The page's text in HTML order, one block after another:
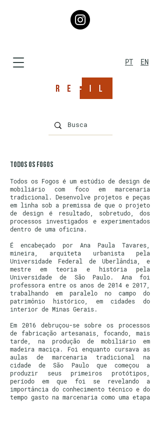
PT EN
TODOS OS FOGOS
Todos os Fogos é um estúdio de design de
mobiliário com foco em marcenaria
tradicional. Desenvolve projetos e peças
em linha sob a premissa de que o projeto
de design é resultado, sobretudo, dos
processos investigados e experimentados
dentro de uma oficina.
É encabeçado por Ana Paula Tavares,
mineira, arquiteta urbanista pela
Universidade Federal de Uberlândia, e
mestre em teoria e história pela
Universidade de São Paulo. Ana foi
professora entre os anos de 2014 e 2017,
trabalhando em paralelo no campo do
patrimônio histórico, em cidades do
interior de Minas Gerais.
Em 2016 debruçou-se sobre os processos
de fabricação artesanais, focando, mais
tarde, na produção de mobiliário em
madeira maciça. Foi enquanto cursava as
aulas de marcenaria tradicional na
cidade de São Paulo que começou a
produzir seus primeiros protótipos,
período em que foi se revelando a
importância do conhecimento técnico e do
tempo gasto na marcenaria como uma etapa